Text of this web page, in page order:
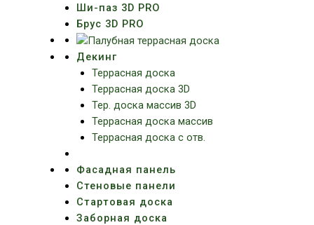
Ши-паз 3D PRO
Брус 3D PRO
Декинг
Террасная доска
Террасная доска 3D
Тер. доска массив 3D
Террасная доска массив
Террасная доска с отв.
Фасадная панель
Стеновые панели
Стартовая доска
Заборная доска